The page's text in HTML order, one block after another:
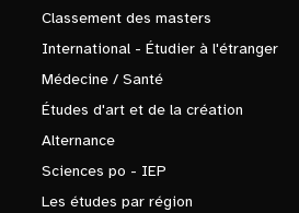
Classement des masters
International - Étudier à l'étranger
Médecine / Santé
Études d'art et de la création
Alternance
Sciences po - IEP
Les études par région